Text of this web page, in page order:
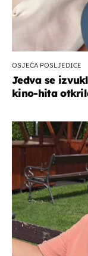
OSJEĆA POSLJEDICE
Jedva se
kino-hita